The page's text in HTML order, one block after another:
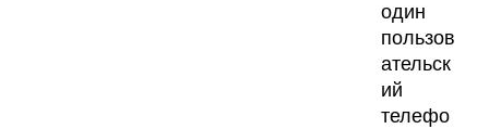
один
пользов
ательск
ий
телефо